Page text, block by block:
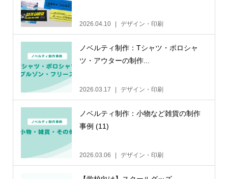
2026.04.10 デザイン・印刷
ノベルティ制作：Tシャツ・ポロシャ
ツ・アウターの制作...
2026.03.17 デザイン・印刷
ノベルティ制作：小物など雑貨の制作
事例 (11)
2026.03.06 デザイン・印刷